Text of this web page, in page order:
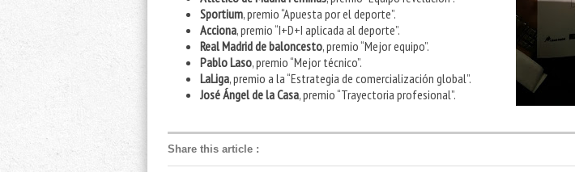
Sportium,premio “Apuesta por el deporte”.
Acciona,premio “I+D+I aplicada al deporte”.
Real Madridde baloncesto, premio “Mejor equipo”.
Pablo Laso,premio “Mejor técnico”.
LaLiga,premio a la “Estrategia de comercialización global”.
José Ángel de la Casa,premio “Trayectoria profesional”.
Share this article :